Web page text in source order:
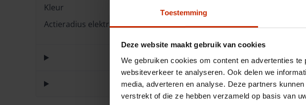
Toestemming
Deze website maakt gebruik van cookies
We gebruiken cookies om content en advertenties
websiteverkeer te analyseren. Ook delen we
media, adverteren en analyse. Deze partners
verstrekt of die ze hebben verzameld op basis van
Kleur
Zwart
Actieradius elektrisch
90 km BTW/Marge
Opties
Omschrijving